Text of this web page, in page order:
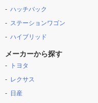
ハッチバック
ステーションワゴン
ハイブリッド
メーカーから探す
トヨタ
レクサス
日産